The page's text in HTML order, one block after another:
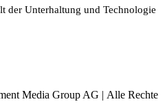
der Unterhaltung und Technologie
Media Group AG | Alle Rechte